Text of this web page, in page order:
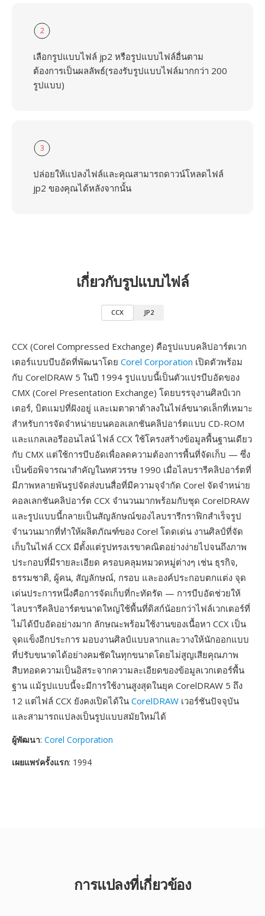
2
เลือกรูปแบบไฟล์ jp2 หรือรูปแบบไฟล์อื่นตาม
ต้องการเป็นผลลัพธ์(รองรับรูปแบบไฟล์มากกว่า 200
รูปแบบ)
3
ปล่อยให้แปลงไฟล์และคุณสามารถดาวน์โหลดไฟล์
jp2 ของคุณได้หลังจากนั้น
เกี่ยวกับรูปแบบไฟล์
CCX JP2
CCX (Corel Compressed Exchange) คือรูปแบบคลิปอาร์ตเวก
เตอร์แบบบีบอัดที่พัฒนาโดย Corel Corporation เปิดตัวพร้อม
กับ CorelDRAW 5 ในปี 1994 รูปแบบนี้เป็นตัวแปรบีบอัดของ
CMX (Corel Presentation Exchange) โดยบรรจุงานศิลป์เวก
เตอร์, บิตแมปที่ฝังอยู่ และเมตาดาต้าลงในไฟล์ขนาดเล็กที่เหมาะ
สำหรับการจัดจำหน่ายบนคอลเลกชันคลิปอาร์ตแบบ CD-ROM
และแกลเลอรีออนไลน์ ไฟล์ CCX ใช้โครงสร้างข้อมูลพื้นฐานเดียว
กับ CMX แต่ใช้การบีบอัดเพื่อลดความต้องการพื้นที่จัดเก็บ — ซึ่ง
เป็นข้อพิจารณาสำคัญในทศวรรษ 1990 เมื่อไลบรารีคลิปอาร์ตที่
มีภาพหลายพันรูปจัดส่งบนสื่อที่มีความจุจำกัด Corel จัดจำหน่าย
คอลเลกชันคลิปอาร์ต CCX จำนวนมากพร้อมกับชุด CorelDRAW
และรูปแบบนี้กลายเป็นสัญลักษณ์ของไลบรารีกราฟิกสำเร็จรูป
จำนวนมากที่ทำให้ผลิตภัณฑ์ของ Corel โดดเด่น งานศิลป์ที่จัด
เก็บในไฟล์ CCX มีตั้งแต่รูปทรงเรขาคณิตอย่างง่ายไปจนถึงภาพ
ประกอบที่มีรายละเอียด ครอบคลุมหมวดหมู่ต่างๆ เช่น ธุรกิจ,
ธรรมชาติ, ผู้คน, สัญลักษณ์, กรอบ และองค์ประกอบตกแต่ง จุด
เด่นประการหนึ่งคือการจัดเก็บที่กะทัดรัด — การบีบอัดช่วยให้
ไลบรารีคลิปอาร์ตขนาดใหญ่ใช้พื้นที่ดิสก์น้อยกว่าไฟล์เวกเตอร์ที่
ไม่ได้บีบอัดอย่างมาก ลักษณะพร้อมใช้งานของเนื้อหา CCX เป็น
จุดแข็งอีกประการ มอบงานศิลป์แบบลากและวางให้นักออกแบบ
ที่ปรับขนาดได้อย่างคมชัดในทุกขนาดโดยไม่สูญเสียคุณภาพ
สืบทอดความเป็นอิสระจากความละเอียดของข้อมูลเวกเตอร์พื้น
ฐาน แม้รูปแบบนี้จะมีการใช้งานสูงสุดในยุค CorelDRAW 5 ถึง
12 แต่ไฟล์ CCX ยังคงเปิดได้ใน CorelDRAW เวอร์ชันปัจจุบัน
และสามารถแปลงเป็นรูปแบบสมัยใหม่ได้
ผู้พัฒนา: Corel Corporation
เผยแพร่ครั้งแรก: 1994
การแปลงที่เกี่ยวข้อง